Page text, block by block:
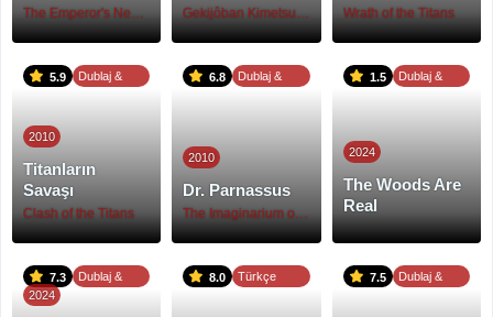
Wrath of the Titans
5.9
Dublaj &
2010
Titanların
Savaşı
Clash of the Titans
6.8
Dublaj &
2010
Dr. Parnassus
The Imaginarium of Doctor Parnassus
1.5
Dublaj &
2024
The Woods Are
Real
7.3
Dublaj &
2024
8.0
Türkçe
7.5
Dublaj &